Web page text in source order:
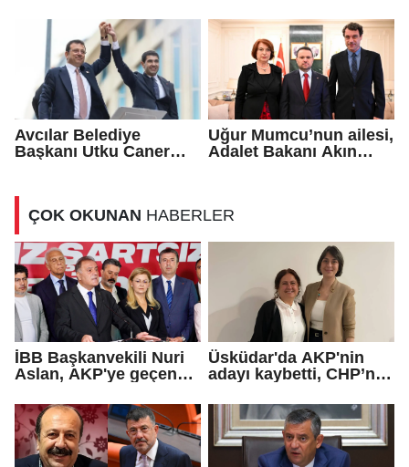
Avcılar Belediye
Başkanı Utku Caner
Uğur Mumcu’nun ailesi,
Adalet Bakanı Akın
ÇOK OKUNAN HABERLER
İBB Başkanvekili Nuri
Aslan, AKP'ye geçen
iddialarına yanıt verdi
Üsküdar'da AKP'nin
adayı kaybetti, CHP’nin
Çetinkaya Başkan
Vekili seçildi